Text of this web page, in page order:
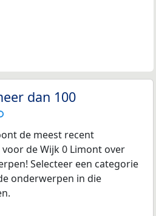
dan 100
de meest recent
de Wijk 0 Limont over
Selecteer een categorie
onderwerpen in die